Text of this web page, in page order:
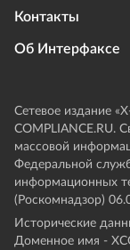
Контакты
Об Интерфаксе
Сетевое издание
COMPLIANCE.RU.
массовой
Федеральной
информационных
(Роскомнадзор)
Исторические
Доменное имя -